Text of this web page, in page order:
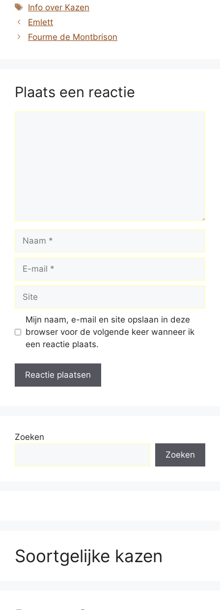
Tags
Info over Kazen
Emlett
Fourme de Montbrison
Plaats een reactie
Naam
Site
Mijn naam, e-mail en site opslaan in deze
browser voor de volgende keer wanneer ik
een reactie plaats.
Zoeken
Zoeken
Soortgelijke kazen